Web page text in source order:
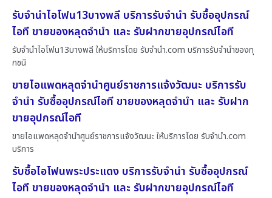
รับจำนำไอโฟน13บางพลี บริการรับจำนำ รับซื้ออุปกรณ์
ไอที ขายของหลุดจำนำ และ รับฝากขายอุปกรณ์ไอที
รับจำนำไอโฟน13บางพลี ให้บริการโดย รับจํานํา.com บริการรับจำนำของทุ
กชนิ
ขายไอแพดหลุดจำนำศูนย์ราชการแจ้งวัฒนะ บริการรับ
จำนำ รับซื้ออุปกรณ์ไอที ขายของหลุดจำนำ และ รับฝาก
ขายอุปกรณ์ไอที
ขายไอแพดหลุดจำนำศูนย์ราชการแจ้งวัฒนะ ให้บริการโดย รับจํานํา.com
บริการ
รับซื้อไอโฟนพระประแดง บริการรับจำนำ รับซื้ออุปกรณ์
ไอที ขายของหลุดจำนำ และ รับฝากขายอุปกรณ์ไอที